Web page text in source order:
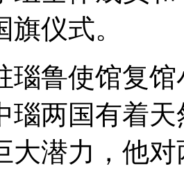
仪式。
鲁使馆复馆
瑙两国有着
大潜力，他